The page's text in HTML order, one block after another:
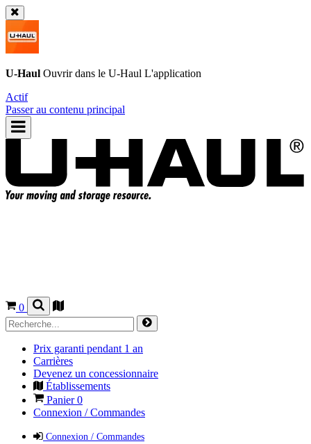
U-Haul Ouvrir dans le U-Haul L'application
Actif
Passer au contenu principal
0
Prix garanti pendant 1 an
Carrières
Devenez un concessionnaire
Établissements
Panier0
Connexion / Commandes
Connexion / Commandes